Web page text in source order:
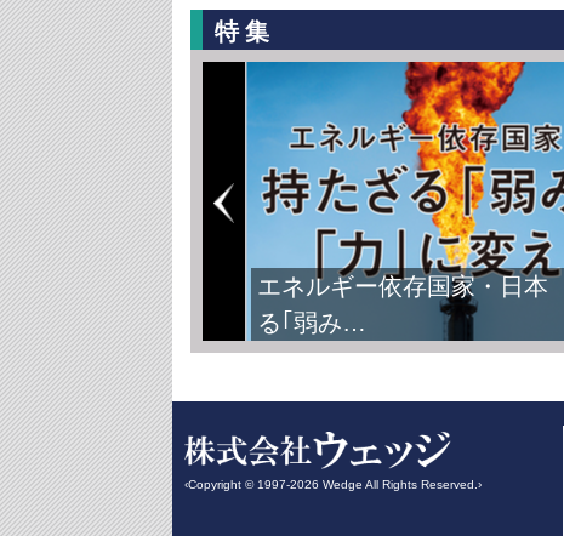
特集
エネルギー依存国家・日
る｢弱み…
‹Copyright © 1997-2026 Wedge All Rights Reserved.›